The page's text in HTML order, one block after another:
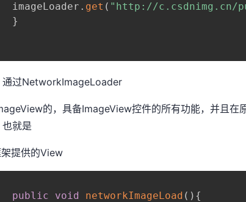
imageLoader
. get ( "http://c.csdnimg.cn/
}
通过NetworkImageLoader
的，具备ImageView控件的所有功能，并且在
就是
提供的View
public void networkImageLoad ( ) {